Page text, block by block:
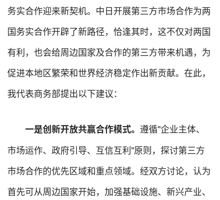
务实合作迎来新契机。中日开展第三方市场合作为两
国务实合作开辟了新路径，恰逢其时，这不仅对两国
有利，也会给周边国家及合作的第三方带来机遇，为
促进本地区繁荣和世界经济稳定作出新贡献。在此，
我代表商务部提出以下建议：
一是创新开放共赢合作模式。 遵循"企业主体、
市场运作、政府引导、互信互利"原则，探讨第三方
市场合作的优先区域和重点领域。经双方讨论，认为
首先可从周边国家开始，加强基础设施、新兴产业、